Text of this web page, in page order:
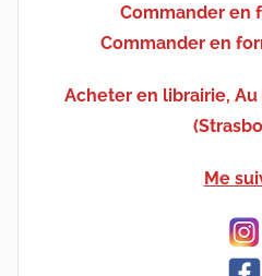
Commander en
Commander en
Acheter en librairie,
Me